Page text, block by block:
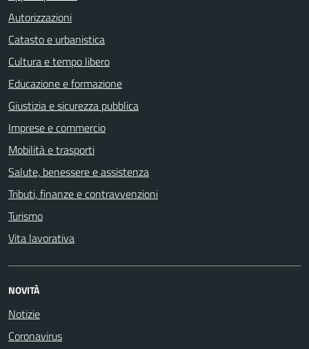
Autorizzazioni
Catasto e urbanistica
Cultura e tempo libero
Educazione e formazione
Giustizia e sicurezza pubblica
Imprese e commercio
Mobilità e trasporti
Salute, benessere e assistenza
Tributi, finanze e contravvenzioni
Turismo
Vita lavorativa
NOVITÀ
Notizie
Coronavirus